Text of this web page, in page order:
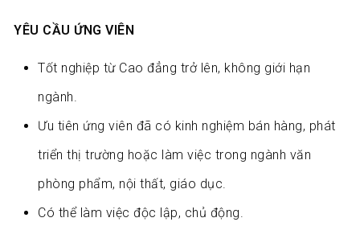
YÊU CẦU ỨNG VIÊN
Tốt nghiệp từ Cao đẳng trở lên, không giới hạn
ngành.
Ưu tiên ứng viên đã có kinh nghiệm bán hàng, phát
triển thị trường hoặc làm việc trong ngành văn
phòng phẩm, nội thất, giáo dục.
Có thể làm việc độc lập, chủ động.